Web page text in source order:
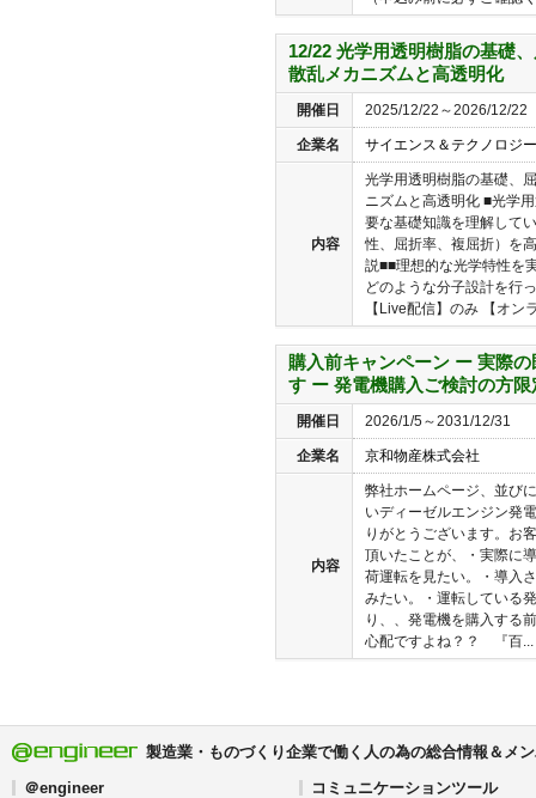
12/22 光学用透明樹脂の基礎
散乱メカニズムと高透明化
開催日 2025/12/22～2026/12/22
企業名 サイエンス＆テクノロジ
内容
光学用透明樹脂の基礎、
ニズムと高透明化 ■光学
要な基礎知識を理解して
性、屈折率、複屈折）を
説■■理想的な光学特性を
どのような分子設計を行
【Live配信】のみ 【オン
購入前キャンペーン ー 実際
す ー 発電機購入ご検討の方限
開催日 2026/1/5～2031/12/31
企業名 京和物産株式会社
内容
弊社ホームページ、並び
いディーゼルエンジン発
りがとうございます。お
頂いたことが、・実際に
荷運転を見たい。・導入
みたい。・運転している
り、、発電機を購入する
心配ですよね？？ 『百...
製造業・ものづくり企業で働く人の為の総合情報＆メ
＠engineer
コミュニケーションツール